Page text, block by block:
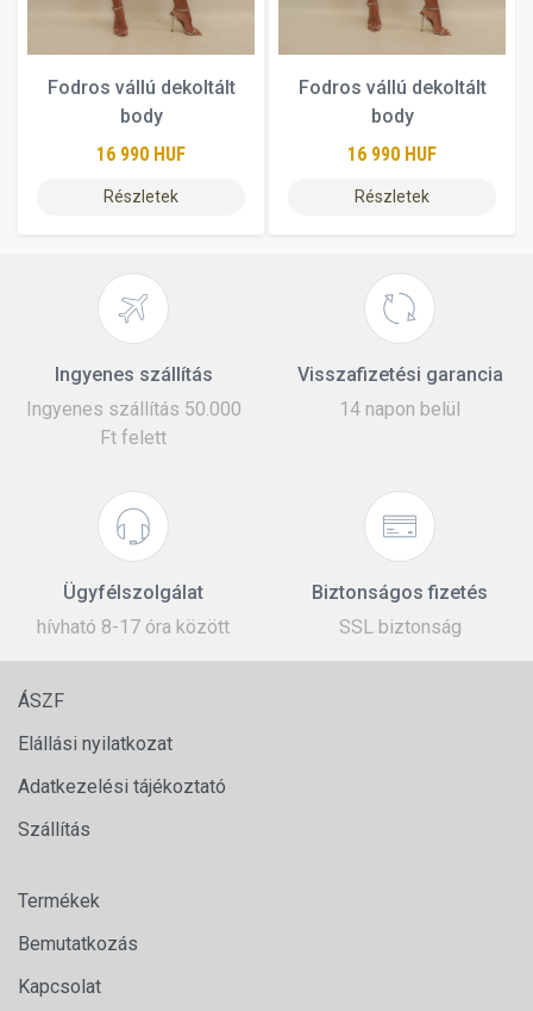
Fodros vállú dekoltált
body
16 990 HUF
Részletek
Fodros vállú dekoltált
body
16 990 HUF
Részletek
Ingyenes szállítás
Ingyenes szállítás 50.000
Ft felett
Visszafizetési garancia
14 napon belül
Ügyfélszolgálat
hívható 8-17 óra között
Biztonságos fizetés
SSL biztonság
ÁSZF
Elállási nyilatkozat
Adatkezelési tájékoztató
Szállítás
Termékek
Bemutatkozás
Kapcsolat